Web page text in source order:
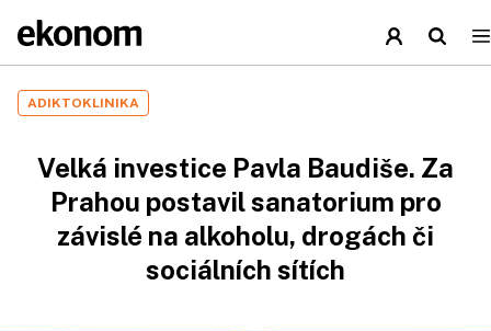
ADIKTOKLINIKA
Velká investice Pavla Baudiše. Za
Prahou postavil sanatorium pro
závislé na alkoholu, drogách či
sociálních sítích